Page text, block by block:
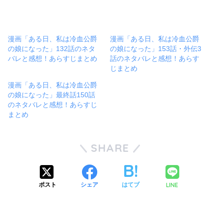
漫画「ある日、私は冷血公爵
の娘になった」132話のネタ
バレと感想！あらすじまとめ
漫画「ある日、私は冷血公爵
の娘になった」153話・外伝3
話のネタバレと感想！あらす
じまとめ
漫画「ある日、私は冷血公爵
の娘になった」最終話150話
のネタバレと感想！あらすじ
まとめ
SHARE
ポスト シェア はてブ LINE